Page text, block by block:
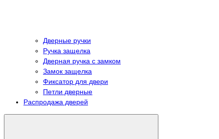
Дверные ручки
Ручка защелка
Дверная ручка с замком
Замок защелка
Фиксатор для двери
Петли дверные
Распродажа дверей